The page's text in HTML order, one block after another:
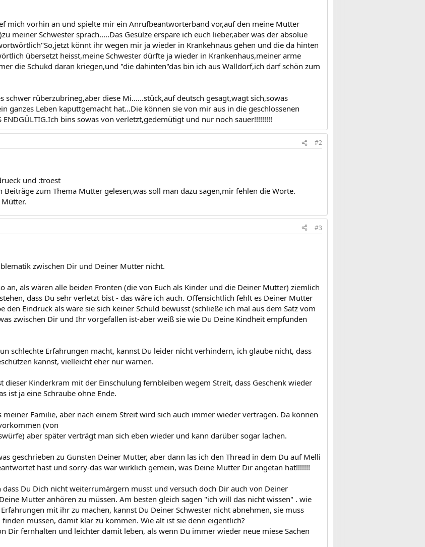
mich vorhin an und spielte mir ein Anrufbeantworterband vor,auf den meine Mutter
meiner Schwester sprach.....Das Gesülze erspare ich euch lieber,aber was der absolue
könnt ihr wegen mir ja wieder in Krankehnaus gehen und die da hinten
übersetzt heisst,meine Schwester dürfte ja wieder in Krankenhaus,meiner arme
die Schukd daran kriegen,und "die dahinten"das bin ich aus Walldorf,ich darf schön zum
schwer rüberzubrineg,aber diese Mi......stück,auf deutsch gesagt,wagt sich,sowas
ganzes Leben kaputtgemacht hat...Die können sie von mir aus in die geschlossenen
ENDGÜLTIG.Ich bins sowas von verletzt,gedemütigt und nur noch sauer!!!!!!!!!
#2
und :troest
Beiträge zum Thema Mutter gelesen,was soll man dazu sagen,mir fehlen die Worte.
#3
zwischen Dir und Deiner Mutter nicht.
an, als wären alle beiden Fronten (die von Euch als Kinder und die Deiner Mutter) ziemlich
dass Du sehr verletzt bist - das wäre ich auch. Offensichtlich fehlt es Deiner Mutter
den Eindruck als wäre sie sich keiner Schuld bewusst (schließe ich mal aus dem Satz vom
zwischen Dir und Ihr vorgefallen ist-aber weiß sie wie Du Deine Kindheit empfunden
schlechte Erfahrungen macht, kannst Du leider nicht verhindern, ich glaube nicht, dass
kannst, vielleicht eher nur warnen.
dieser Kinderkram mit der Einschulung fernbleiben wegem Streit, dass Geschenk wieder
ist ja eine Schraube ohne Ende.
meiner Familie, aber nach einem Streit wird sich auch immer wieder vertragen. Da können
(von
aber später verträgt man sich eben wieder und kann darüber sogar lachen.
geschrieben zu Gunsten Deiner Mutter, aber dann las ich den Thread in dem Du auf Melli
hast und sorry-das war wirklich gemein, was Deine Mutter Dir angetan hat!!!!!!!
dass Du Dich nicht weiterrumärgern musst und versuch doch Dir auch von Deiner
Mutter anhören zu müssen. Am besten gleich sagen "ich will das nicht wissen" . wie
mit ihr zu machen, kannst Du Deiner Schwester nicht abnehmen, sie muss
müssen, damit klar zu kommen. Wie alt ist sie denn eigentlich?
Dir fernhalten und leichter damit leben, als wenn Du immer wieder neue miese Sachen